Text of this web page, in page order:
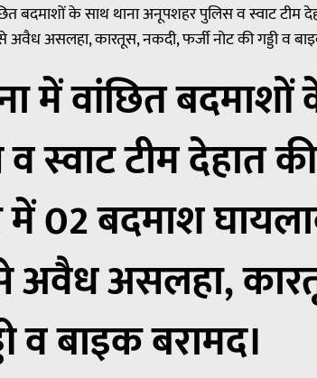
बदमाशों के साथ थाना अनूपशहर पुलिस व स्वाट टीम
असलहा, कारतूस, नकदी, फर्जी नोट की गड्डी व
में वांछित
स्वाट टीम देहात
में 02 बदमाश
अवैध असलहा,
व बाइक बरामद।